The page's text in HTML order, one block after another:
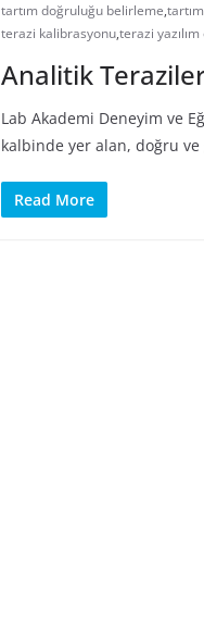
tartım doğruluğu belirleme,
terazi kalibrasyonu,terazi
Analitik
Lab Akademi Deneyim ve
kalbinde yer alan, doğru
Read More